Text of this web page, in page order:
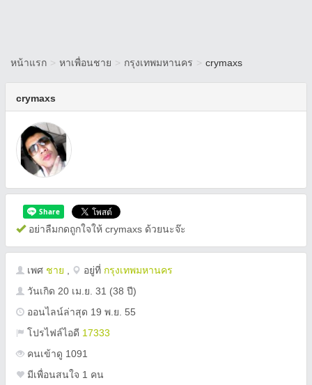
หน้าแรก > หาเพื่อนชาย > กรุงเทพมหานคร > crymaxs
crymaxs
อย่าลืมกดถูกใจให้ crymaxs ด้วยนะจ๊ะ
เพศ ชาย อยู่ที่ กรุงเทพมหานคร
วันเกิด 20 เม.ย. 31 (38 ปี)
ออนไลน์ล่าสุด 19 พ.ย. 55
โปรไฟล์ไอดี 17333
คนเข้าดู 1091
มีเพื่อนสนใจ 1 คน